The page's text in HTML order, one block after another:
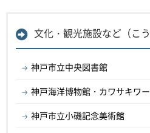
文化・観光施設など（こ
神戸市立中央図書館
神戸海洋博物館・カワサキワ
神戸市立小磯記念美術館